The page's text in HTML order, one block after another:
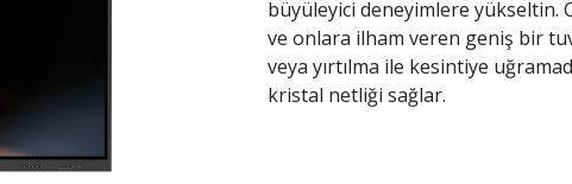
büyüleyici deneyimlere yükseltin.
ve onlara ilham veren geniş bir
veya yırtılma ile kesintiye
kristal netliği sağlar.